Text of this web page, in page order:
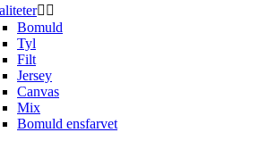
 
Bomuld
Tyl
Filt
Jersey
Canvas
Mix
Bomuld ensfarvet